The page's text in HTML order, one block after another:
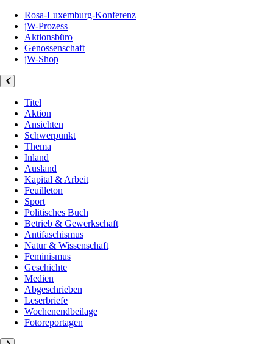
Rosa-Luxemburg-Konferenz
jW-Prozess
Aktionsbüro
Genossenschaft
jW-Shop
Titel
Aktion
Ansichten
Schwerpunkt
Thema
Inland
Ausland
Kapital & Arbeit
Feuilleton
Sport
Politisches Buch
Betrieb & Gewerkschaft
Antifaschismus
Natur & Wissenschaft
Feminismus
Geschichte
Medien
Abgeschrieben
Leserbriefe
Wochenendbeilage
Fotoreportagen